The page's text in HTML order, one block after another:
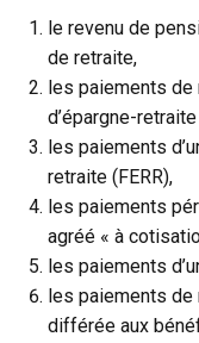
le revenu de
de retraite,
les paiements de
d’épargne-retraite
les paiements
retraite (FERR),
les paiements
agréé « à
les paiements
les paiements de
différée aux